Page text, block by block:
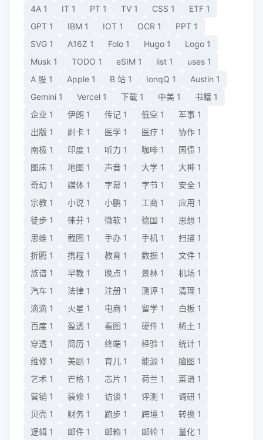
4A 1 IT 1 PT 1 TV 1 CSS 1 ETF 1
GPT 1 IBM 1 IOT 1 OCR 1 PPT 1
SVG 1 A16Z 1 Folo 1 Hugo 1 Logo 1
Musk 1 TODO 1 eSIM 1 list 1 uses 1
A 股 1 Apple 1 B 站 1 IonqQ 1 Austin 1
Gemini 1 Vercel 1 下载 1 中美 1 书籍 1
企业 1 伊朗 1 传记 1 低空 1 军事 1
出版 1 刷卡 1 医学 1 医疗 1 协作 1
南极 1 印度 1 听力 1 咖啡 1 国债 1
图床 1 地图 1 声音 1 大学 1 大神 1
奇幻 1 媒体 1 字幕 1 字节 1 安全 1
宗教 1 小说 1 小鹏 1 工商 1 应用 1
徒步 1 徕芬 1 微软 1 德国 1 思想 1
思维 1 截图 1 手办 1 手机 1 扫描 1
折腾 1 携程 1 教育 1 数据 1 文件 1
族谱 1 早教 1 晚点 1 景林 1 机场 1
汽车 1 法律 1 注册 1 测评 1 清理 1
滴滴 1 火星 1 电商 1 留学 1 白板 1
百度 1 盈透 1 看图 1 硬件 1 稀土 1
穿透 1 简历 1 终端 1 经验 1 统计 1
维修 1 美剧 1 育儿 1 能源 1 脑图 1
艺术 1 芒格 1 芯片 1 荷兰 1 菜谱 1
营销 1 装修 1 访谈 1 评测 1 调研 1
贝壳 1 财务 1 跑步 1 跨境 1 转换 1
逻辑 1 邮件 1 邮箱 1 邮轮 1 量化 1